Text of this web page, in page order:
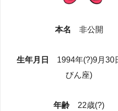
本名 非公開
生年月日
1994年(?)9月30
びん座)
年齢 22歳(?)